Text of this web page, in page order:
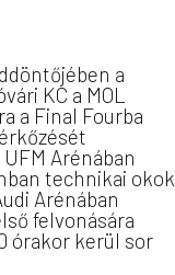
a
KC a MOL
a Final Fourba
Arénában
technikai okok
Arénában
felvonására
órakor kerül sor